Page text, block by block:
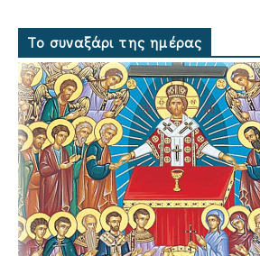
Το συναξάρι της ημέρας